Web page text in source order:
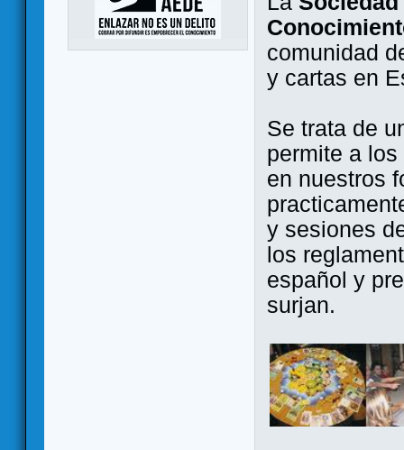
comunidad
y cartas en
Se trata de
permite a
en nuestros
y sesiones
los
español y
surjan.